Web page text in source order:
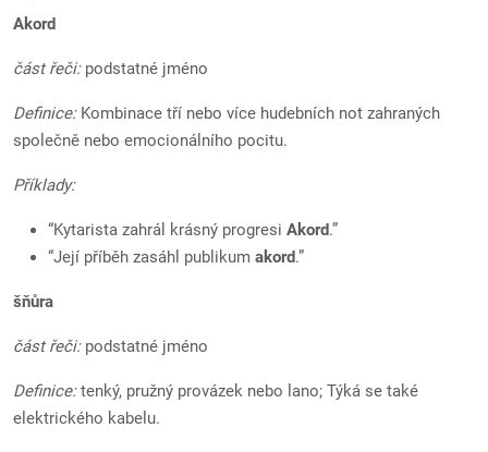
Akord
část řeči:podstatné jméno
Definice:Kombinace tří nebo více hudebních not zahraných
společně nebo emocionálního pocitu.
Příklady:
“Kytarista zahrál krásný progresi Akord.”
“Její příběh zasáhl publikum akord.”
šňůra
část řeči:podstatné jméno
Definice:tenký, pružný provázek nebo lano; Týká se také
elektrického kabelu.